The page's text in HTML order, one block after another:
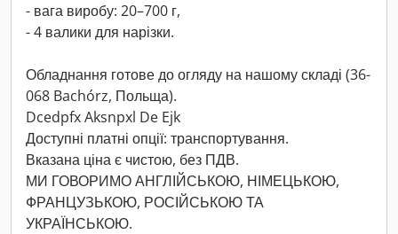
- вага виробу: 20–700 г,
- 4 валики для нарізки.
Обладнання готове до огляду на нашому складі (36-
068 Bachórz, Польща).
Dcedpfx Aksnpxl De Ejk
Доступні платні опції: транспортування.
Вказана ціна є чистою, без ПДВ.
МИ ГОВОРИМО АНГЛІЙСЬКОЮ, НІМЕЦЬКОЮ,
ФРАНЦУЗЬКОЮ, РОСІЙСЬКОЮ ТА
УКРАЇНСЬКОЮ.